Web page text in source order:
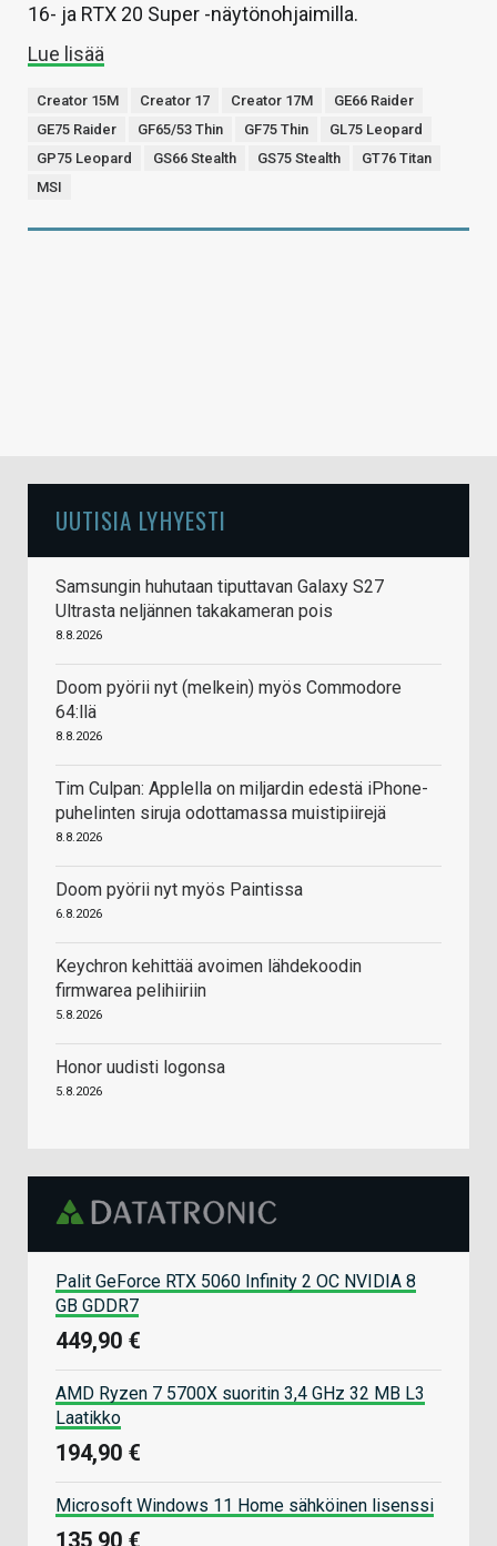
16- ja RTX 20 Super -näytönohjaimilla.
Lue lisää
Creator 15M Creator 17 Creator 17M
GE66 Raider
GE75 Raider
GF65/53 Thin GF75 Thin
GL75 Leopard
GP75 Leopard
GS66 Stealth GS75 Stealth
GT76 Titan
MSI
UUTISIA LYHYESTI
Samsungin huhutaan tiputtavan Galaxy S27
Ultrasta neljännen takakameran pois
8.8.2026
Doom pyörii nyt (melkein) myös Commodore
64:llä
8.8.2026
Tim Culpan: Applella on miljardin edestä iPhone-
puhelinten siruja odottamassa muistipiirejä
8.8.2026
Doom pyörii nyt myös Paintissa
6.8.2026
Keychron kehittää avoimen lähdekoodin
firmwarea pelihiiriin
5.8.2026
Honor uudisti logonsa
5.8.2026
Palit GeForce RTX 5060 Infinity 2 OC NVIDIA 8
GB GDDR7
449,90 €
AMD Ryzen 7 5700X suoritin 3,4 GHz 32 MB L3
Laatikko
194,90 €
Microsoft Windows 11 Home sähköinen lisenssi
135,90 €